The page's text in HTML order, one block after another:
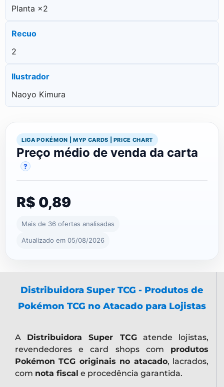
Planta ×2
Recuo
2
Ilustrador
Naoyo Kimura
LIGA POKÉMON | MYP CARDS | PRICE CHART
Preço médio de venda da carta
?
R$ 0,89
Mais de 36 ofertas analisadas
Atualizado em 05/08/2026
Distribuidora Super TCG - Produtos de
Pokémon TCG no Atacado para Lojistas
A Distribuidora Super TCGatende lojistas,
revendedores e card shops com produtos
Pokémon TCG originais no atacado, lacrados,
com nota fiscal e procedência garantida.